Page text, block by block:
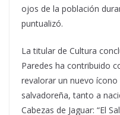
ojos de la población
puntualizó.
La titular de Cultura
Paredes ha contribuido
revalorar un nuevo
salvadoreña, tanto a
Cabezas de Jaguar: “El